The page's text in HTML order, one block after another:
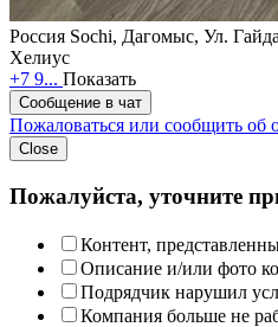
Россия Sochi, Дагомыс, Ул.
Хелиус
+7 9... Показать
Сообщение в чат
Пожаловаться или сообщить об
Close
Пожалуйста, уточните
Контент,
Описание и/или фото
Подрядчик нарушил
Компания больше не